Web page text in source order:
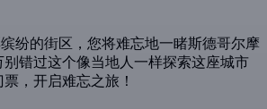
纷的街区，您将难忘地一睹斯德哥尔摩
错过这个像当地人一样探索这座城市
，开启难忘之旅！